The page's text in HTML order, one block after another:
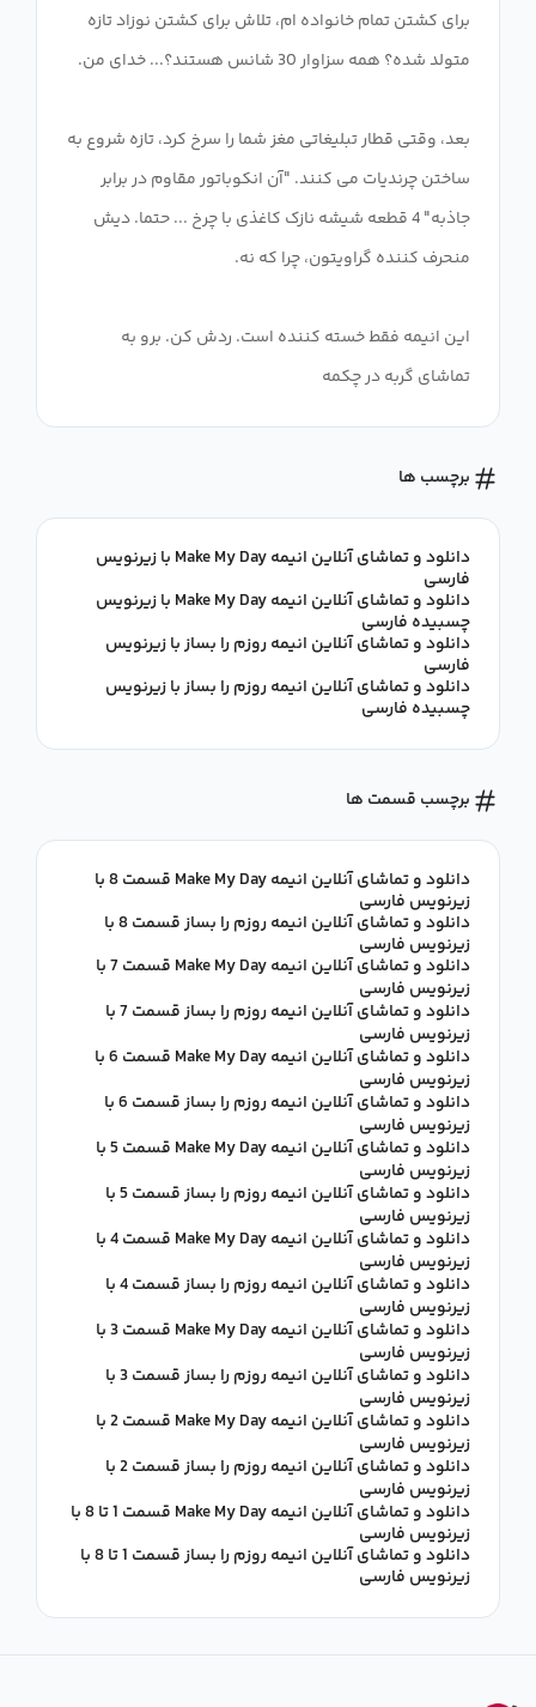
برای کشتن تمام خانواده ام، تلاش برای کشتن نوزاد تازه
بعد، وقتی قطار تبلیغاتی مغز شما را سرخ کرد، تازه شروع به
ساختن چرندیات می کنند. "آن انکوباتور مقاوم در برابر
جاذبه" 4 قطعه شیشه نازک کاغذی با چرخ ... حتما. دیش
این انیمه فقط خسته کننده است. ردش کن. برو به
تماشای گربه در چکمه
برچسب ها
دانلود و تماشای آنلاین انیمه Make My Day با زیرنویس
فارسی
دانلود و تماشای آنلاین انیمه Make My Day با زیرنویس
چسبیده فارسی
دانلود و تماشای آنلاین انیمه روزم را بساز با زیرنویس
فارسی
دانلود و تماشای آنلاین انیمه روزم را بساز با زیرنویس
چسبیده فارسی
برچسب قسمت ها
دانلود و تماشای آنلاین انیمه Make My Day قسمت 8 با
زیرنویس فارسی
دانلود و تماشای آنلاین انیمه روزم را بساز قسمت 8 با
زیرنویس فارسی
دانلود و تماشای آنلاین انیمه Make My Day قسمت 7 با
زیرنویس فارسی
دانلود و تماشای آنلاین انیمه روزم را بساز قسمت 7 با
زیرنویس فارسی
دانلود و تماشای آنلاین انیمه Make My Day قسمت 6 با
زیرنویس فارسی
دانلود و تماشای آنلاین انیمه روزم را بساز قسمت 6 با
زیرنویس فارسی
دانلود و تماشای آنلاین انیمه Make My Day قسمت 5 با
زیرنویس فارسی
دانلود و تماشای آنلاین انیمه روزم را بساز قسمت 5 با
زیرنویس فارسی
دانلود و تماشای آنلاین انیمه Make My Day قسمت 4 با
زیرنویس فارسی
دانلود و تماشای آنلاین انیمه روزم را بساز قسمت 4 با
زیرنویس فارسی
دانلود و تماشای آنلاین انیمه Make My Day قسمت 3 با
زیرنویس فارسی
دانلود و تماشای آنلاین انیمه روزم را بساز قسمت 3 با
زیرنویس فارسی
دانلود و تماشای آنلاین انیمه Make My Day قسمت 2 با
زیرنویس فارسی
دانلود و تماشای آنلاین انیمه روزم را بساز قسمت 2 با
زیرنویس فارسی
دانلود و تماشای آنلاین انیمه Make My Day قسمت 1 تا 8 با
زیرنویس فارسی
دانلود و تماشای آنلاین انیمه روزم را بساز قسمت 1 تا 8 با
زیرنویس فارسی